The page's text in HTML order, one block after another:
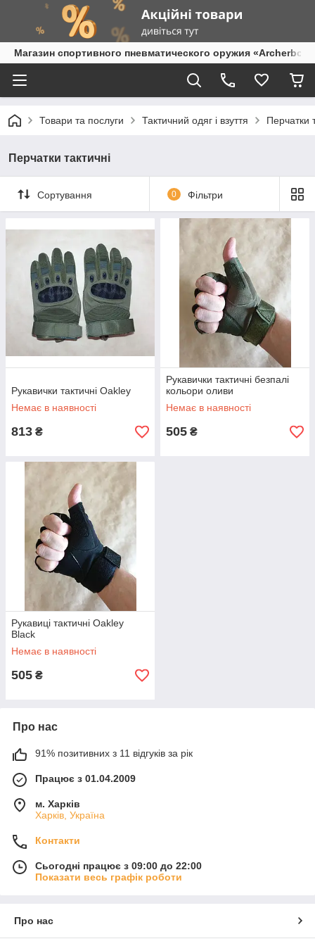
Магазин спортивного пневматического оружия
Товари та послуги Тактичний одяг і взуття Перчатки
Перчатки тактичні
Сортування 0 Фільтри
Рукавички тактичні Oakley
Немає в наявності
813 ₴
Рукавички тактичні безпалі
кольори оливи
Немає в наявності
505 ₴
Рукавиці тактичні Oakley
Black
Немає в наявності
505 ₴
Про нас
91% позитивних з 11 відгуків за рік
Працює з 01.04.2009
м. Харків
Харків, Україна
Контакти
Сьогодні працює з 09:00 до 22:00
Показати весь графік роботи
Про нас